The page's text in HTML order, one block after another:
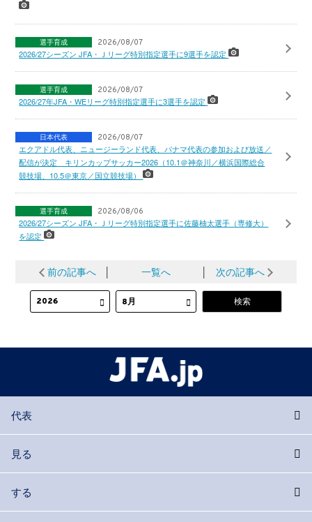
選手育成 2026/08/07
2026/27シーズン JFA・Ｊリーグ特別指定選手に9選手を認定
選手育成 2026/08/07
2026/27年JFA・WEリーグ特別指定選手に3選手を認定
日本代表 2026/08/07
エクアドル代表、ニュージーランド代表、パナマ代表の参加および放送／
配信が決定 キリンカップサッカー2026（10.1＠神奈川／横浜国際総合
競技場、10.5＠東京／国立競技場）
選手育成 2026/08/06
2026/27シーズン JFA・Ｊリーグ特別指定選手に佐藤柚太選手（専修大）
を認定
前の記事へ 一覧へ 次の記事へ
代表
見る
する